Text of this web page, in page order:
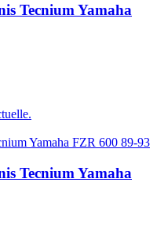
Tecnium Yamaha
Tecnium Yamaha